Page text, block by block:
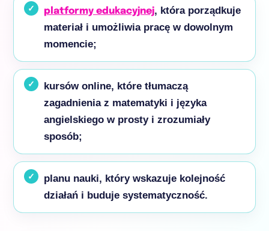
platformy edukacyjnej, która porządkuje
materiał i umożliwia pracę w dowolnym
momencie;
kursów online, które tłumaczą
zagadnienia z matematyki i języka
angielskiego w prosty i zrozumiały
sposób;
planu nauki, który wskazuje kolejność
działań i buduje systematyczność.